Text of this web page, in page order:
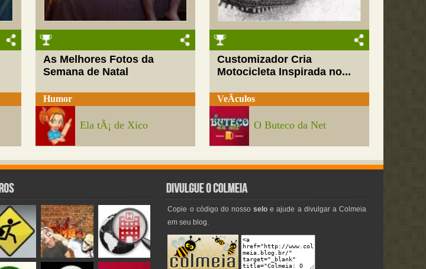
As Melhores Fotos da
Semana de Natal
Humor
Ela tÃ¡ de Xico
Customizador Cria
Motocicleta Inspirada no...
VeÃ­culos
O Buteco da Net
Copie o código do nossoselo e ajude a divulgar a Colmeia
em seu blog.